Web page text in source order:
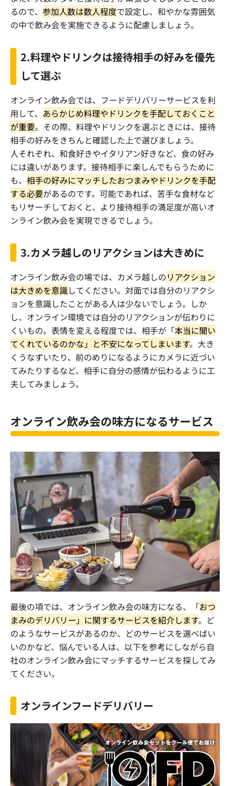
るので、 参加人数は数人程度で設定し、和やかな雰囲気
の中で飲み会を実施できるように配慮しましょう。
2.料理やドリンクは接待相手の好みを優先
して選ぶ
オンライン飲み会では、フードデリバリーサービスを利
用して、 あらかじめ料理やドリンクを手配しておくこと
が重要。その際、料理やドリンクを選ぶときには、接待
相手の好みをきちんと確認した上で選びましょう。
人それぞれ、和食好きやイタリアン好きなど、食の好み
には違いがあります。接待相手に楽しんでもらうために
も、 相手の好みにマッチしたおつまみやドリンクを手配
する必要があるのです。可能であれば、苦手な食材など
もリサーチしておくと、より接待相手の満足度が高いオ
ンライン飲み会を実現できるでしょう。
3.カメラ越しのリアクションは大きめに
オンライン飲み会の場では、カメラ越しのリアクション
は大きめを意識してください。対面では自分のリアクシ
ョンを意識したことがある人は少ないでしょう。しか
し、オンライン環境では自分のリアクションが伝わりに
くいもの。表情を変える程度では、相手が「本当に聞い
てくれているのかな」と不安になってしまいます。大き
くうなずいたり、前のめりになるようにカメラに近づい
てみたりするなど、相手に自分の感情が伝わるように工
夫してみましょう。
オンライン飲み会の味方になるサービス
最後の項では、オンライン飲み会の味方になる、「おつ
まみのデリバリー」に関するサービスを紹介します。ど
のようなサービスがあるのか、どのサービスを選べばい
いのかなど、悩んでいる人は、以下を参考にしながら自
社のオンライン飲み会にマッチするサービスを探してみ
てください。
オンラインフードデリバリー